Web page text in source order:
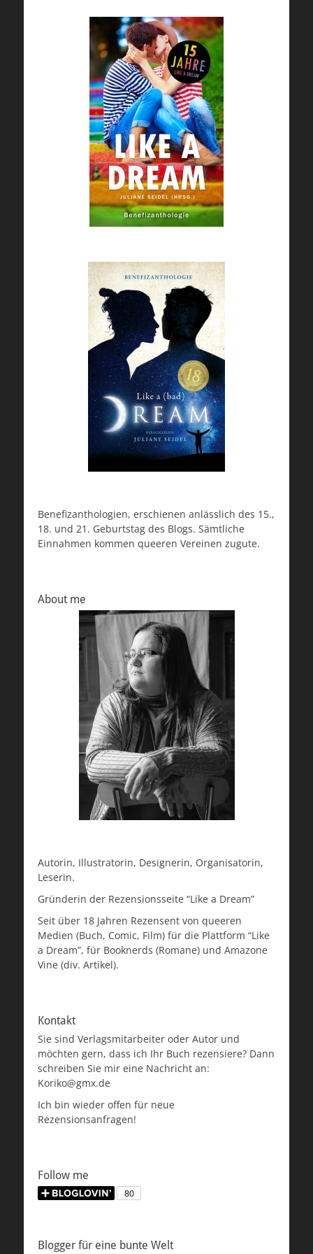
Benefizanthologien, erschienen anlässlich des 15.,
18. und 21. Geburtstag des Blogs. Sämtliche
Einnahmen kommen queeren Vereinen zugute.
About me
Autorin, Illustratorin, Designerin, Organisatorin,
Leserin.
Gründerin der Rezensionsseite “Like a Dream”
Seit über 18 Jahren Rezensent von queeren
Medien (Buch, Comic, Film) für die Plattform “Like
a Dream”, für Booknerds (Romane) und Amazone
Vine (div. Artikel).
Kontakt
Sie sind Verlagsmitarbeiter oder Autor und
möchten gern, dass ich Ihr Buch rezensiere? Dann
schreiben Sie mir eine Nachricht an:
Koriko@gmx.de
Ich bin wieder offen für neue
Rezensionsanfragen!
Follow me
Blogger für eine bunte Welt